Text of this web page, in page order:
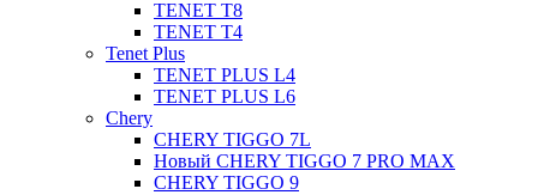
TENET T8
TENET T4
Tenet Plus
TENET PLUS L4
TENET PLUS L6
Chery
CHERY TIGGO 7L
Новый CHERY TIGGO 7 PRO MAX
CHERY TIGGO 9